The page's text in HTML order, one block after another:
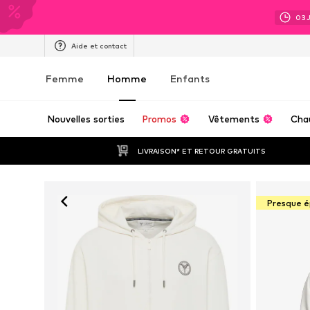
03J
Aide et contact
Femme Homme Enfants
Nouvelles sorties Promos Vêtements
LIVRAISON* ET RETOUR GRATUITS
Presque